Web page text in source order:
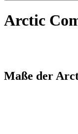
Arctic
Maße der